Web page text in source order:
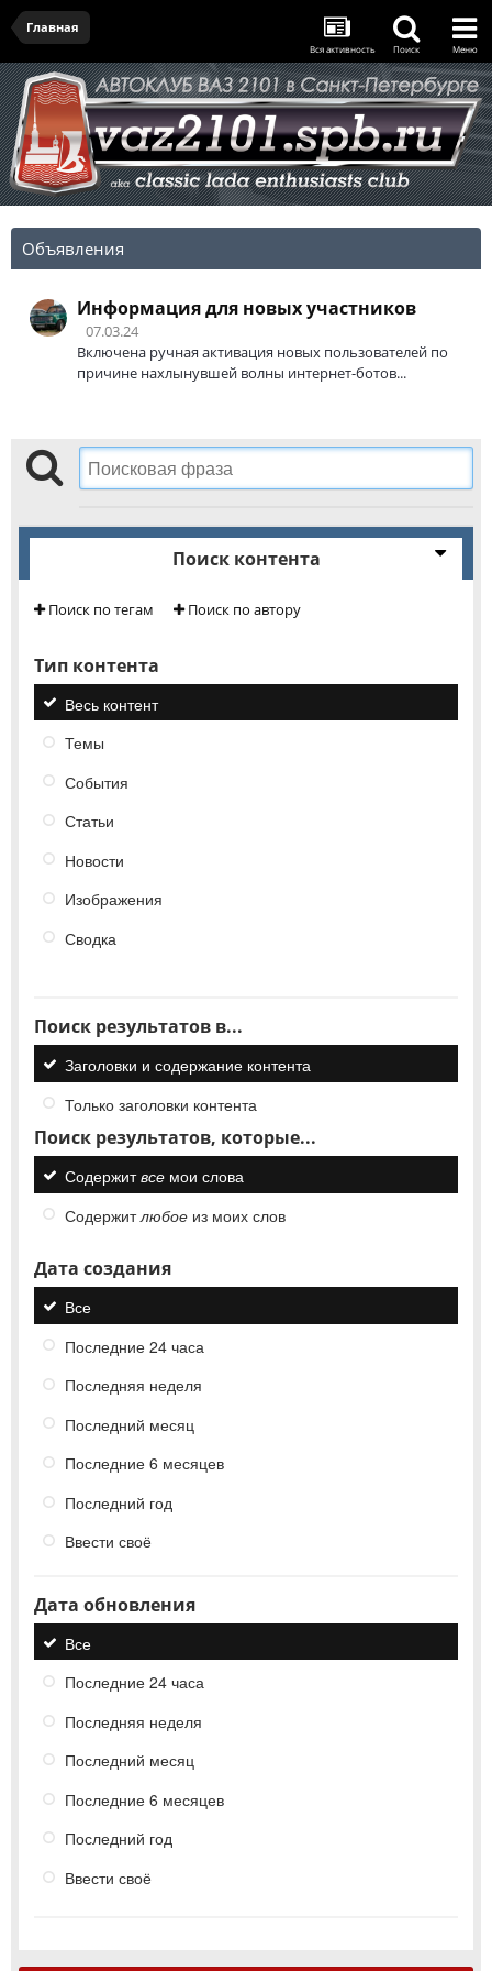
Главная
Вся активность Поиск Меню
Объявления
Информация для новых участников
07.03.24
Включена ручная активация новых пользователей по
причине нахлынувшей волны интернет-ботов...
Поиск контента
Поиск по тегам Поиск по автору
Тип контента
Весь контент
Темы
События
Статьи
Новости
Изображения
Сводка
Поиск результатов в...
Заголовки и содержание контента
Только заголовки контента
Поиск результатов, которые...
Содержитвсе мои слова
Содержитлюбое из моих слов
Дата создания
Все
Последние 24 часа
Последняя неделя
Последний месяц
Последние 6 месяцев
Последний год
Ввести своё
Дата обновления
Все
Последние 24 часа
Последняя неделя
Последний месяц
Последние 6 месяцев
Последний год
Ввести своё